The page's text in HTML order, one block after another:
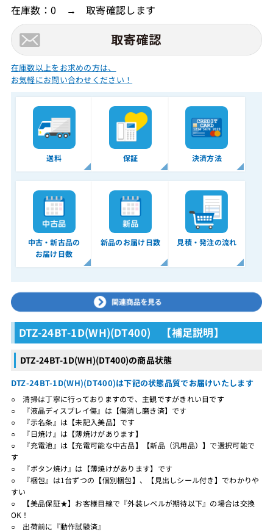
在庫数：0 → 取寄確認します
在庫数以上をお求めの方は、
お気軽にお問い合わせください！
送料 保証 決済方法
中古・新古品の
お届け日数
新品のお届け日数 見積・発注の流れ
DTZ-24BT-1D(WH)(DT400) 【補足説明】
DTZ-24BT-1D(WH)(DT400)の商品状態
DTZ-24BT-1D(WH)(DT400)は下記の状態品質でお届けいたします
○ 清掃は丁寧に行っておりますので、主観ですがきれい目です
○ 『液晶ディスプレイ傷』は【傷消し磨き済】です
○ 『示名条』は【未記入美品】です
○ 『日焼け』は【薄焼けがあります】
○ 『充電池』は【充電可能な中古品】【新品（汎用品）】で選択可能で
す
○ 『ボタン焼け』は【薄焼けがあります】です
○ 『梱包』は1台ずつの【個別梱包】、【見出しシール付き】でわかりや
すい
○ 【美品保証★】お客様目線で『外装レベルが期待以下』の場合は交換
OK！
○ 出荷前に『動作試験済』